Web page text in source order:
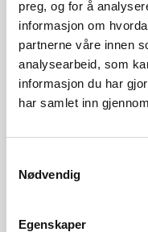
preg, og for å
informasjon om
partnerne våre innen
analysearbeid, som
informasjon du har
har samlet inn
Nødvendig
Egenskaper
sluttbrukermarked.
Gjennomfakturering
Oslo Economics har
med frivillig
forbrukernes